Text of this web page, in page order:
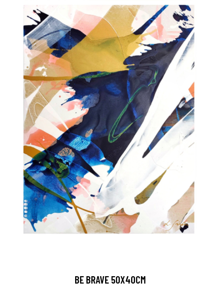
BE BRAVE 50X40CM